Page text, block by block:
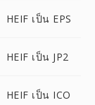
HEIF เป็น EPS
HEIF เป็น JP2
HEIF เป็น ICO